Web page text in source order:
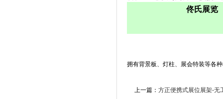
佟氏展览
拥有背景板、灯柱、展会特装等各
上一篇： 方正便携式展位展架-无